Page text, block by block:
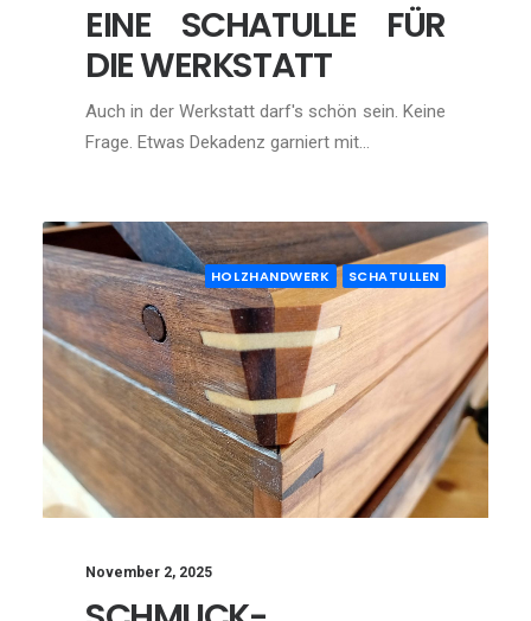
EINE SCHATULLE FÜR
DIE WERKSTATT
Auch in der Werkstatt darf's schön sein. Keine
Frage. Etwas Dekadenz garniert mit…
HOLZHANDWERK SCHATULLEN
November 2, 2025